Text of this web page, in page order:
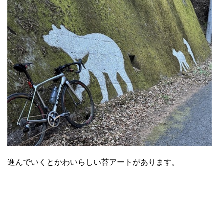
進んでいくとかわいらしい苔アートがあります。